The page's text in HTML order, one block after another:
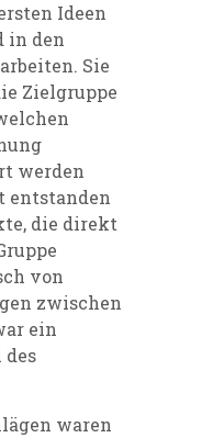
Ideen
in den
Sie
Zielgruppe
werden
entstanden
die direkt
von
zwischen
ein
waren